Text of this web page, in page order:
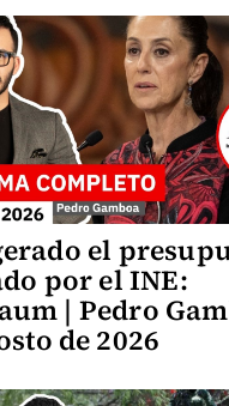
el
por el INE:
| Pedro
de 2026